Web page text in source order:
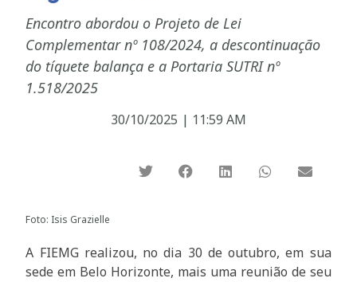
Encontro abordou o Projeto de Lei
Complementar nº 108/2024, a descontinuação
do tíquete balança e a Portaria SUTRI nº
1.518/2025
30/10/2025 | 11:59 AM
Foto: Isis Grazielle
A FIEMG realizou, no dia 30 de outubro, em sua
sede em Belo Horizonte, mais uma reunião de seu